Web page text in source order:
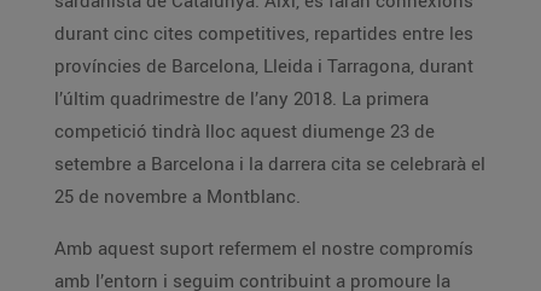
durant cinc cites competitives, repartides entre les
províncies de Barcelona, Lleida i Tarragona, durant
l’últim quadrimestre de l’any 2018. La primera
competició tindrà lloc aquest diumenge 23 de
setembre a Barcelona i la darrera cita se celebrarà el
25 de novembre a Montblanc.
Amb aquest suport refermem el nostre compromís
amb l’entorn i seguim contribuint a promoure la